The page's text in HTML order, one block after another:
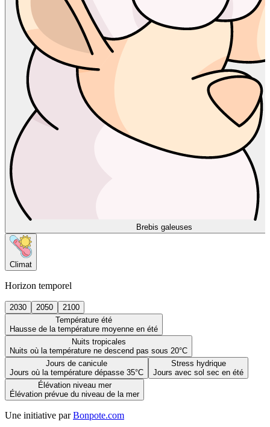
Brebis galeuses
Climat
Horizon temporel
2030 2050
2100
Température été
Hausse de la température moyenne en été
Nuits tropicales
Nuits où la température ne descend pas sous 20°C
Jours de canicule
Jours où la température dépasse 35°C
Stress hydrique
Jours avec sol sec en été
Élévation niveau mer
Élévation prévue du niveau de la mer
Une initiative par Bonpote.com